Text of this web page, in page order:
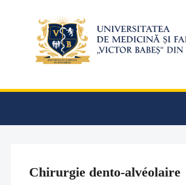
Chirurgie dento-alvéolaire